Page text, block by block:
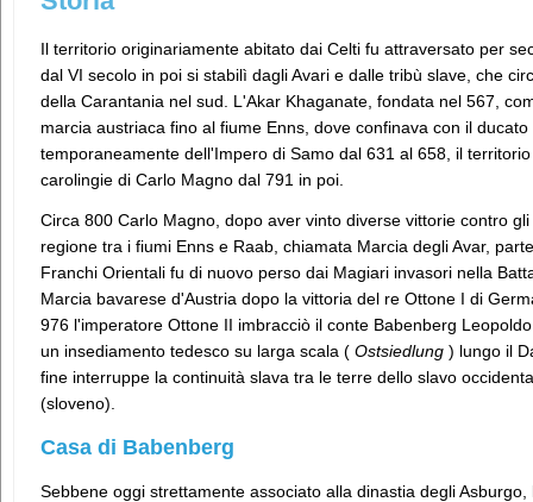
Il territorio originariamente abitato dai Celti fu attraversato per
dal VI secolo in poi si stabilì dagli Avari e dalle tribù slave, che
della Carantania nel sud. L'Akar Khaganate, fondata nel 567,
marcia austriaca fino al fiume Enns, dove confinava con il
temporaneamente dell'Impero di Samo dal 631 al 658, il
carolingie di Carlo Magno dal 791 in poi.
Circa 800 Carlo Magno, dopo aver vinto diverse vittorie contro
regione tra i fiumi Enns e Raab, chiamata Marcia degli Avar,
Franchi Orientali fu di nuovo perso dai Magiari invasori nella
Marcia bavarese d'Austria dopo la vittoria del re Ottone I di
976 l'imperatore Ottone II imbracciò il conte Babenberg
un insediamento tedesco su larga scala ( Ostsiedlung ) lungo il
fine interruppe la continuità slava tra le terre dello slavo
(sloveno).
Casa di Babenberg
Sebbene oggi strettamente associato alla dinastia degli